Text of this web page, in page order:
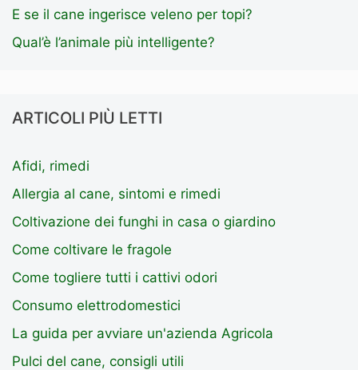
E se il cane ingerisce veleno per topi?
Qual’è l’animale più intelligente?
ARTICOLI PIÙ LETTI
Afidi, rimedi
Allergia al cane, sintomi e rimedi
Coltivazione dei funghi in casa o giardino
Come coltivare le fragole
Come togliere tutti i cattivi odori
Consumo elettrodomestici
La guida per avviare un'azienda Agricola
Pulci del cane, consigli utili